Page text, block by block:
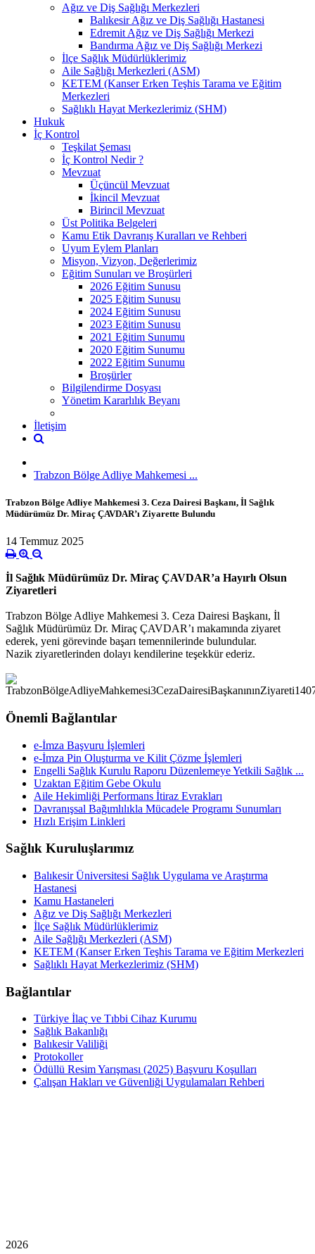
Ağız ve Diş Sağlığı Merkezleri
Balıkesir Ağız ve Diş Sağlığı Hastanesi
Edremit Ağız ve Diş Sağlığı Merkezi
Bandırma Ağız ve Diş Sağlığı Merkezi
İlçe Sağlık Müdürlüklerimiz
Aile Sağlığı Merkezleri (ASM)
KETEM (Kanser Erken Teşhis Tarama ve Eğitim
Merkezleri
Sağlıklı Hayat Merkezlerimiz (SHM)
Hukuk
İç Kontrol
Teşkilat Şeması
İç Kontrol Nedir ?
Mevzuat
Üçüncül Mevzuat
İkincil Mevzuat
Birincil Mevzuat
Üst Politika Belgeleri
Kamu Etik Davranış Kuralları ve Rehberi
Uyum Eylem Planları
Misyon, Vizyon, Değerlerimiz
Eğitim Sunuları ve Broşürleri
2026 Eğitim Sunusu
2025 Eğitim Sunusu
2024 Eğitim Sunusu
2023 Eğitim Sunusu
2021 Eğitim Sunumu
2020 Eğitim Sunumu
2022 Eğitim Sunumu
Broşürler
Bilgilendirme Dosyası
Yönetim Kararlılık Beyanı
İletişim
Trabzon Bölge Adliye Mahkemesi ...
Trabzon Bölge Adliye Mahkemesi 3. Ceza Dairesi Başkanı, İl Sağlık
Müdürümüz Dr. Miraç ÇAVDAR’ı Ziyarette Bulundu
14 Temmuz 2025
İl Sağlık Müdürümüz Dr. Miraç ÇAVDAR’a Hayırlı Olsun
Ziyaretleri
Trabzon Bölge Adliye Mahkemesi 3. Ceza Dairesi Başkanı, İl
Sağlık Müdürümüz Dr. Miraç ÇAVDAR’ı makamında ziyaret
ederek, yeni görevinde başarı temennilerinde bulundular.
Nazik ziyaretlerinden dolayı kendilerine teşekkür ederiz.
Önemli Bağlantılar
e-İmza Başvuru İşlemleri
e-İmza Pin Oluşturma ve Kilit Çözme İşlemleri
Engelli Sağlık Kurulu Raporu Düzenlemeye Yetkili Sağlık ...
Uzaktan Eğitim Gebe Okulu
Aile Hekimliği Performans İtiraz Evrakları
Davranışsal Bağımlılıkla Mücadele Programı Sunumları
Hızlı Erişim Linkleri
Sağlık Kuruluşlarımız
Balıkesir Üniversitesi Sağlık Uygulama ve Araştırma
Hastanesi
Kamu Hastaneleri
Ağız ve Diş Sağlığı Merkezleri
İlçe Sağlık Müdürlüklerimiz
Aile Sağlığı Merkezleri (ASM)
KETEM (Kanser Erken Teşhis Tarama ve Eğitim Merkezleri
Sağlıklı Hayat Merkezlerimiz (SHM)
Bağlantılar
Türkiye İlaç ve Tıbbi Cihaz Kurumu
Sağlık Bakanlığı
Balıkesir Valiliği
Protokoller
Ödüllü Resim Yarışması (2025) Başvuru Koşulları
Çalışan Hakları ve Güvenliği Uygulamaları Rehberi
2026